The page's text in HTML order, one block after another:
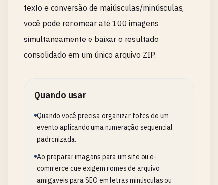
texto e conversão de maiúsculas/minúsculas,
você pode renomear até 100 imagens
simultaneamente e baixar o resultado
consolidado em um único arquivo ZIP.
Quando usar
Quando você precisa organizar fotos de um
evento aplicando uma numeração sequencial
padronizada.
Ao preparar imagens para um site ou e-
commerce que exigem nomes de arquivo
amigáveis para SEO em letras minúsculas ou